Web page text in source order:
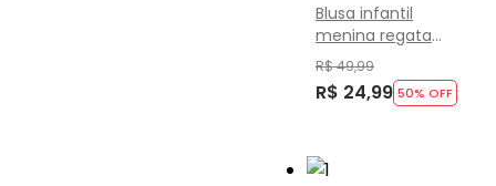
Blusa infantil
menina regata
em ribana Brandili
R$ 49,99
R$ 24,99 50% OFF